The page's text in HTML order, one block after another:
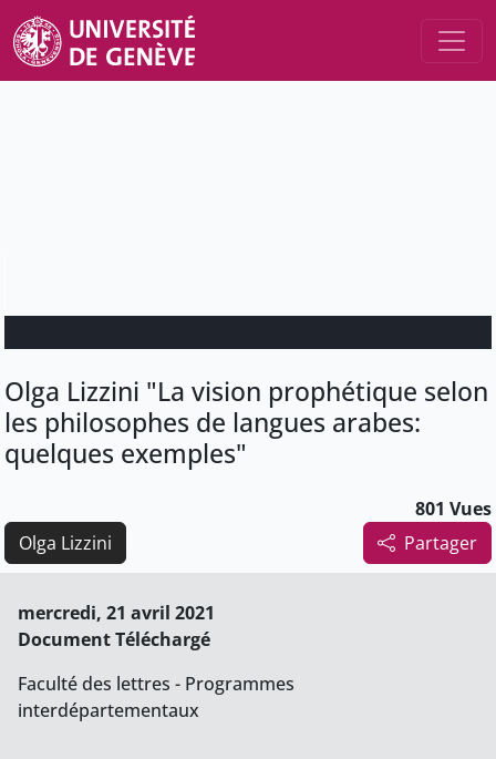
Olga Lizzini "La vision prophétique selon
les philosophes de langues arabes:
quelques exemples"
801 Vues
Partager
Olga Lizzini
mercredi, 21 avril 2021
Document Téléchargé
Faculté des lettres - Programmes
interdépartementaux